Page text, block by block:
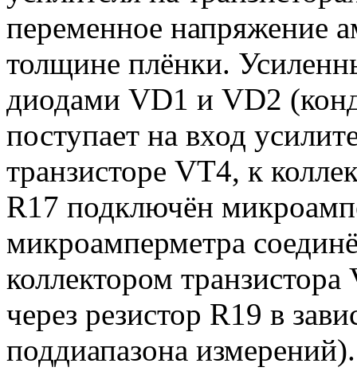
переменное напряжение
толщине плёнки.
диодами VD1 и VD2
поступает на вход
транзисторе VT4, к
R17 подключён
микроамперметра
коллектором
через резистор R19 в
поддиапазона измерений).